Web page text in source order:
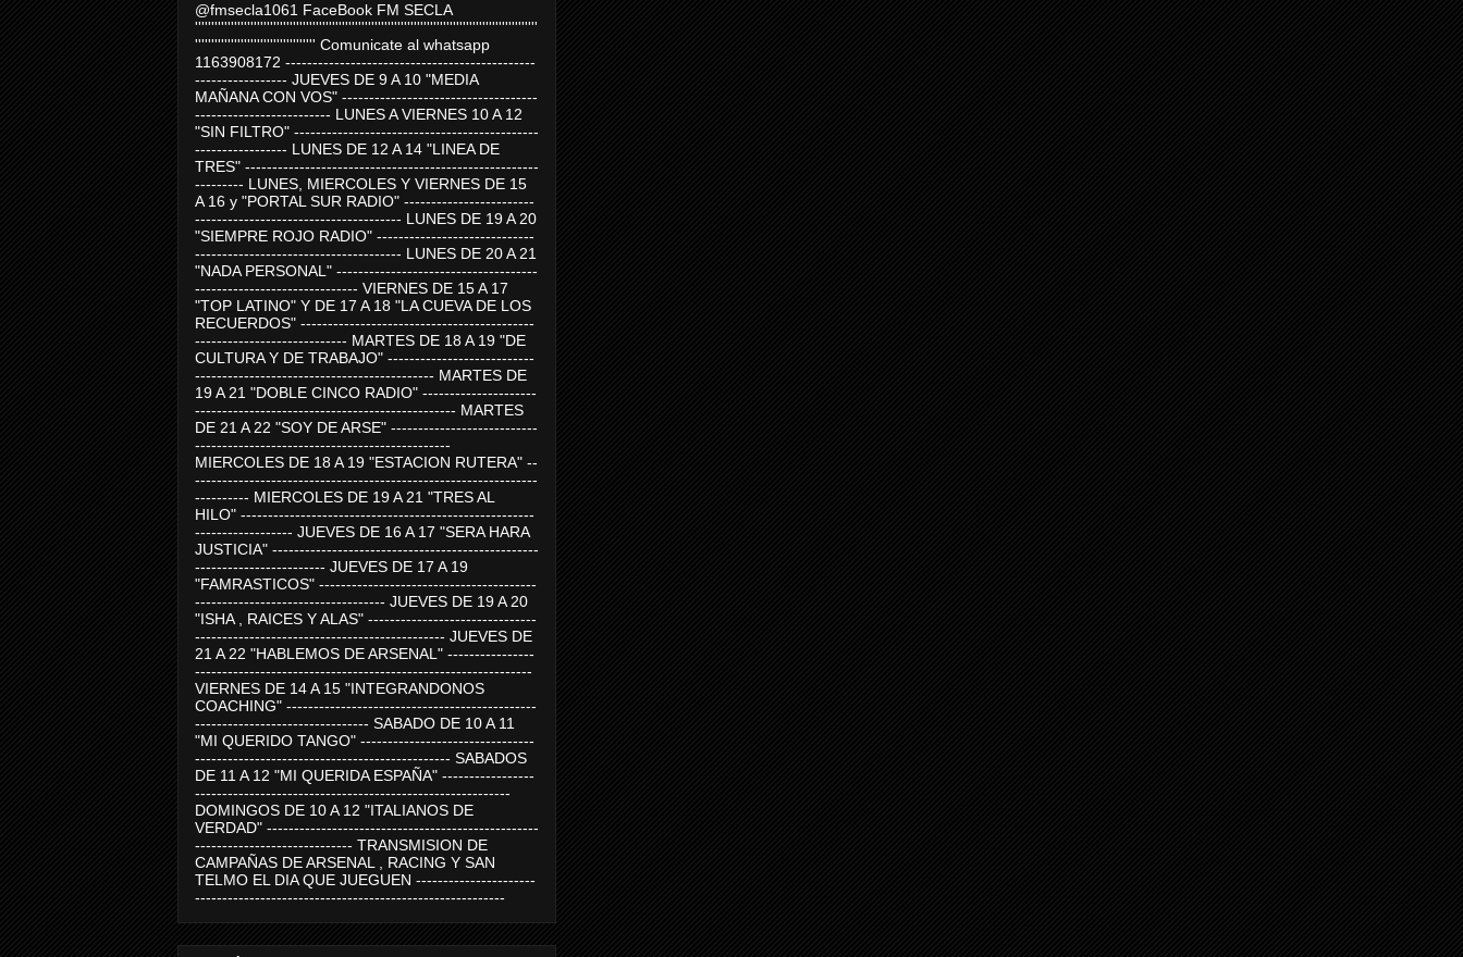
@fmsecla1061 FaceBook FM SECLA
'''''''''''''''''''''''''''''''''''''''''''''''''''''''''''''''''''''''''''''''''''''''''''''''''''''''''
''''''''''''''''''''''''''''''''''''' Comunicate al whatsapp
1163908172 ----------------------------------------------
----------------- JUEVES DE 9 A 10 "MEDIA
MAÑANA CON VOS" ------------------------------------
------------------------- LUNES A VIERNES 10 A 12
"SIN FILTRO" ---------------------------------------------
----------------- LUNES DE 12 A 14 "LINEA DE
TRES" ------------------------------------------------------
--------- LUNES, MIERCOLES Y VIERNES DE 15
A 16 y "PORTAL SUR RADIO" ------------------------
-------------------------------------- LUNES DE 19 A 20
"SIEMPRE ROJO RADIO" -----------------------------
-------------------------------------- LUNES DE 20 A 21
"NADA PERSONAL" -------------------------------------
------------------------------ VIERNES DE 15 A 17
"TOP LATINO" Y DE 17 A 18 "LA CUEVA DE LOS
RECUERDOS" -------------------------------------------
---------------------------- MARTES DE 18 A 19 "DE
CULTURA Y DE TRABAJO" ---------------------------
-------------------------------------------- MARTES DE
19 A 21 "DOBLE CINCO RADIO" ---------------------
------------------------------------------------ MARTES
DE 21 A 22 "SOY DE ARSE" ---------------------------
-----------------------------------------------
MIERCOLES DE 18 A 19 "ESTACION RUTERA" --
---------------------------------------------------------------
---------- MIERCOLES DE 19 A 21 "TRES AL
HILO" ------------------------------------------------------
------------------ JUEVES DE 16 A 17 "SERA HARA
JUSTICIA" -------------------------------------------------
------------------------ JUEVES DE 17 A 19
"FAMRASTICOS" ----------------------------------------
----------------------------------- JUEVES DE 19 A 20
"ISHA , RAICES Y ALAS" -------------------------------
---------------------------------------------- JUEVES DE
21 A 22 "HABLEMOS DE ARSENAL" ----------------
--------------------------------------------------------------
VIERNES DE 14 A 15 "INTEGRANDONOS
COACHING" ----------------------------------------------
-------------------------------- SABADO DE 10 A 11
"MI QUERIDO TANGO" --------------------------------
----------------------------------------------- SABADOS
DE 11 A 12 "MI QUERIDA ESPAÑA" -----------------
----------------------------------------------------------
DOMINGOS DE 10 A 12 "ITALIANOS DE
VERDAD" --------------------------------------------------
----------------------------- TRANSMISION DE
CAMPAÑAS DE ARSENAL , RACING Y SAN
TELMO EL DIA QUE JUEGUEN ----------------------
---------------------------------------------------------